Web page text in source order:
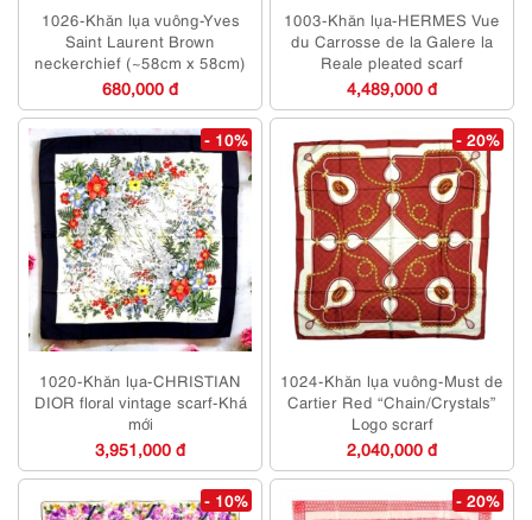
1026-Khăn lụa vuông-Yves
Saint Laurent Brown
neckerchief (~58cm x 58cm)
680,000 đ
1003-Khăn lụa-HERMES Vue
du Carrosse de la Galere la
Reale pleated scarf
4,489,000 đ
- 10%
1020-Khăn lụa-CHRISTIAN
DIOR floral vintage scarf-Khá
mới
3,951,000 đ
- 20%
1024-Khăn lụa vuông-Must de
Cartier Red “Chain/Crystals”
Logo scrarf
2,040,000 đ
- 10% - 20%